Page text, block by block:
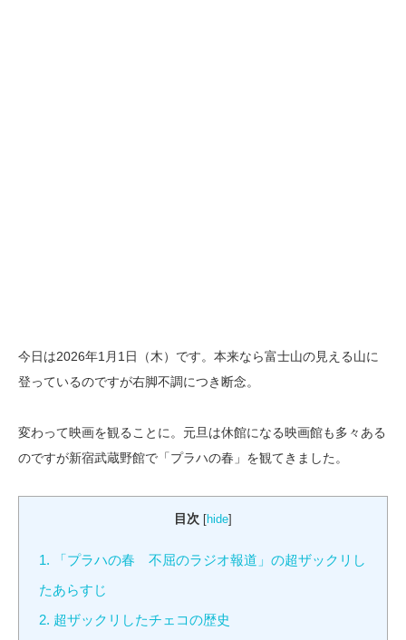
今日は2026年1月1日（木）です。本来なら富士山の見える山に
登っているのですが右脚不調につき断念。
変わって映画を観ることに。元旦は休館になる映画館も多々ある
のですが新宿武蔵野館で「プラハの春」を観てきました。
目次 [hide]
1. 「プラハの春 不屈のラジオ報道」の超ザックリし
たあらすじ
2. 超ザックリしたチェコの歴史